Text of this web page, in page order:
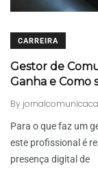
CARREIRA
Gestor de
Ganha e Como
By
Para o que faz um
este profissional é
presença digital de